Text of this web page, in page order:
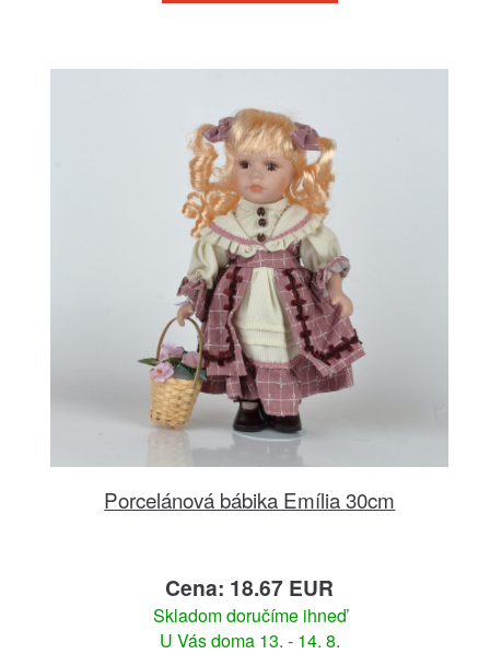
Porcelánová bábika Emília 30cm
Cena: 18.67 EUR
Skladom doručíme ihneď
U Vás doma 13. - 14. 8.